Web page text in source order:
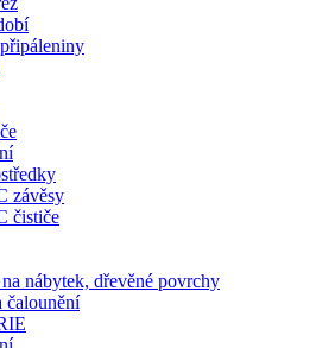
závěsy
čističe
nábytek, dřevěné povrchy
čalounění